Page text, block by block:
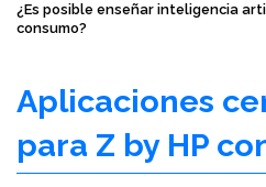
¿Es posible enseñar inteligencia
consumo?
Aplicaciones
para Z by HP